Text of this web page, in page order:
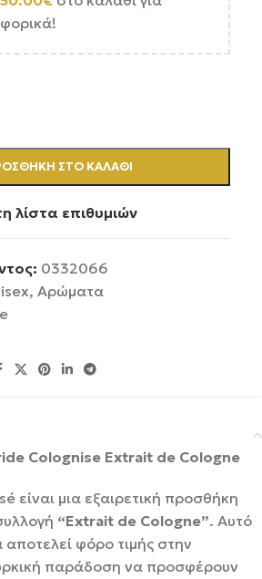
ΣΤΟ ΚΑΛΆΘΙ
λίστα επιθυμιών
0332066
, Αρώματα
Colognise Extrait de Cologne
είναι μια εξαιρετική προσθήκη
“Extrait de Cologne”. Αυτό
φόρο τιμής στην
παράδοση να προσφέρουν